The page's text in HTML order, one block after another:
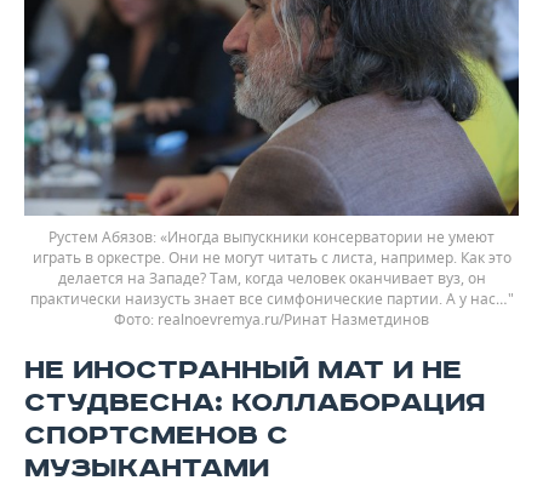
Рустем Абязов: «Иногда выпускники консерватории не умеют
играть в оркестре. Они не могут читать с листа, например. Как это
делается на Западе? Там, когда человек оканчивает вуз, он
практически наизусть знает все симфонические партии. А у нас…"
realnoevremya.ru/Ринат Назметдинов
НЕ ИНОСТРАННЫЙ МАТ И НЕ
СТУДВЕСНА: КОЛЛАБОРАЦИЯ
СПОРТСМЕНОВ С
МУЗЫКАНТАМИ